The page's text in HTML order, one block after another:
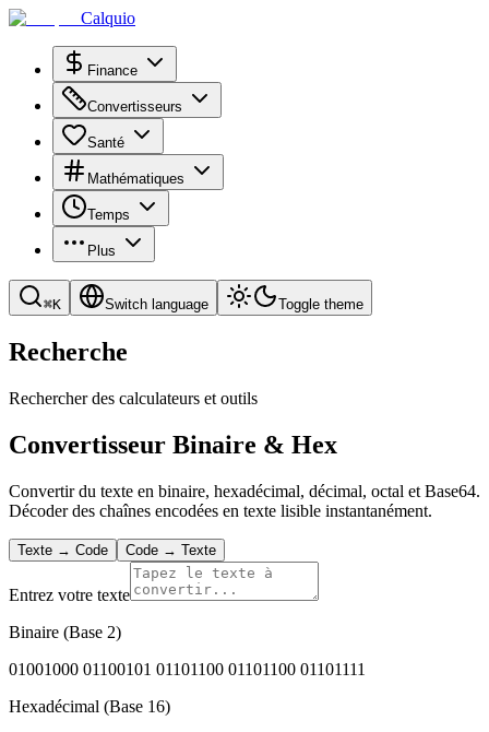
Calquio
Finance
Convertisseurs
Santé
Mathématiques
Temps
Plus
⌘K Switch language Toggle theme
Recherche
Rechercher des calculateurs et outils
Convertisseur Binaire & Hex
Convertir du texte en binaire, hexadécimal, décimal, octal et Base64.
Décoder des chaînes encodées en texte lisible instantanément.
Texte → Code Code → Texte
Entrez votre texte
Binaire (Base 2)
01001000 01100101 01101100 01101100 01101111
Hexadécimal (Base 16)